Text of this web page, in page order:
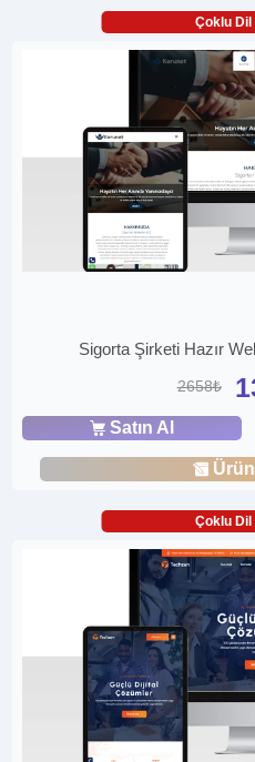
Çoklu Dil
Sigorta Şirketi Hazır
2658₺
Satın Al
Çoklu Dil